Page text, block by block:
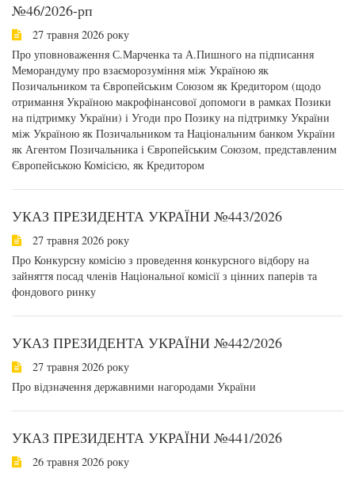
№46/2026-рп
27 травня 2026 року
Про уповноваження С.Марченка та А.Пишного на підписання
Меморандуму про взаєморозуміння між Україною як
Позичальником та Європейським Союзом як Кредитором (щодо
отримання Україною макрофінансової допомоги в рамках Позики
на підтримку України) і Угоди про Позику на підтримку України
між Україною як Позичальником та Національним банком України
як Агентом Позичальника і Європейським Союзом, представленим
Європейською Комісією, як Кредитором
УКАЗ ПРЕЗИДЕНТА УКРАЇНИ №443/2026
27 травня 2026 року
Про Конкурсну комісію з проведення конкурсного відбору на
зайняття посад членів Національної комісії з цінних паперів та
фондового ринку
УКАЗ ПРЕЗИДЕНТА УКРАЇНИ №442/2026
27 травня 2026 року
Про відзначення державними нагородами України
УКАЗ ПРЕЗИДЕНТА УКРАЇНИ №441/2026
26 травня 2026 року